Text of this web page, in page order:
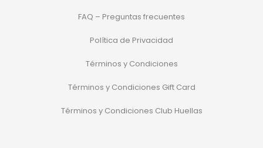
FAQ – Preguntas frecuentes
Política de Privacidad
Términos y Condiciones
Términos y Condiciones Gift Card
Términos y Condiciones Club Huellas